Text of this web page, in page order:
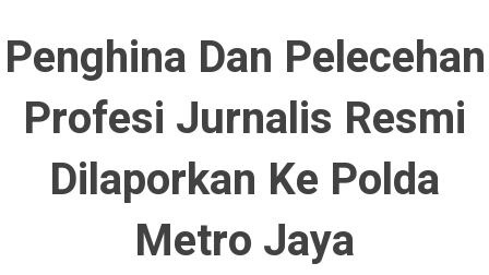
Penghina Dan Pelecehan
Profesi Jurnalis Resmi
Dilaporkan Ke Polda
Metro Jaya